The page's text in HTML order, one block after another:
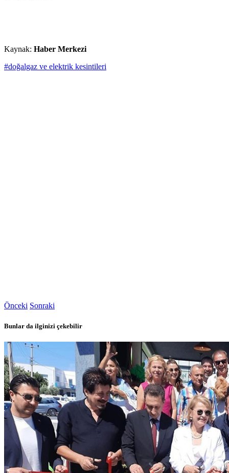
Kaynak: Haber Merkezi
#doğalgaz ve elektrik kesintileri
Önceki Sonraki
Bunlar da ilginizi çekebilir